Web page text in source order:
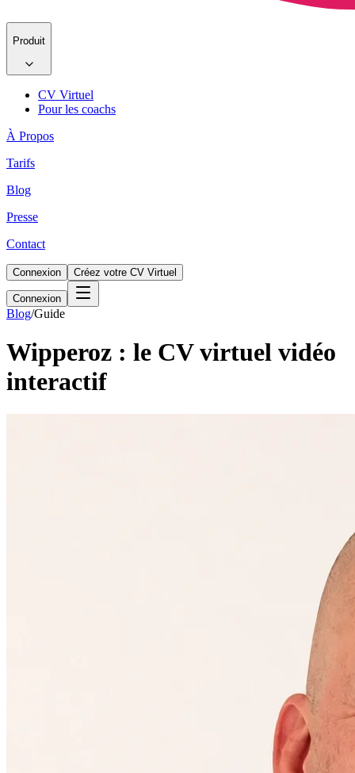
Produit
CV Virtuel
Pour les coachs
À Propos
Tarifs
Blog
Presse
Contact
Connexion Créez votre CV Virtuel
Connexion
Blog/Guide
Wipperoz : le CV virtuel vidéo
interactif